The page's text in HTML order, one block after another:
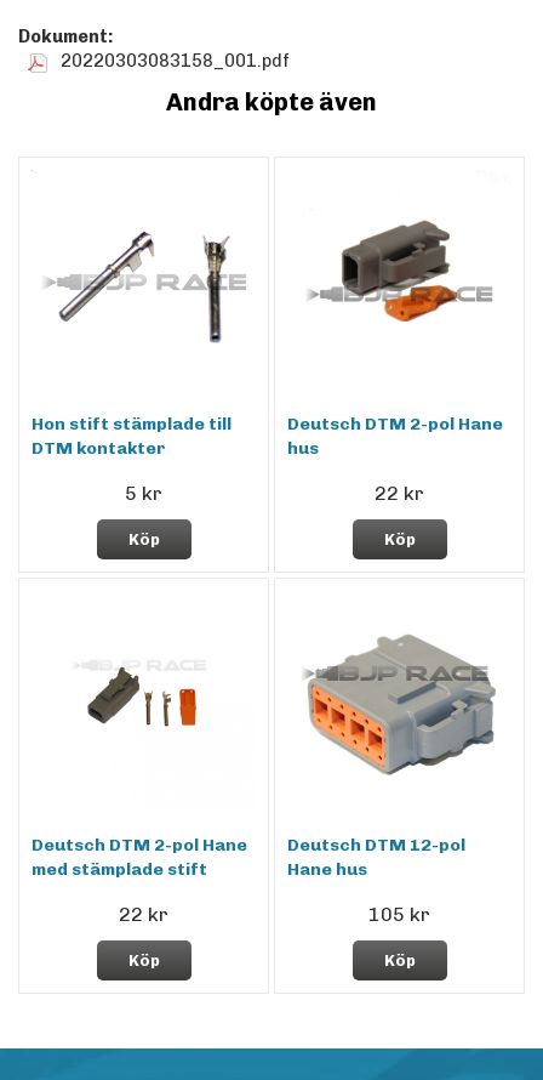
Dokument:
20220303083158_001.pdf
Andra köpte även
Hon stift stämplade till
DTM kontakter
5 kr
Köp
Deutsch DTM 2-pol Hane
hus
22 kr
Köp
Deutsch DTM 2-pol Hane
med stämplade stift
22 kr
Köp
Deutsch DTM 12-pol
Hane hus
105 kr
Köp